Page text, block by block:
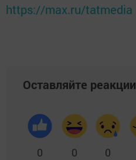
https://max.ru/tatmedia
Оставляйте реакции
0 0 0